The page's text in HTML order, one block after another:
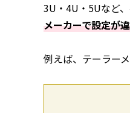
3U・4U・5Uなど
メーカーで設定が
例えば、テーラー